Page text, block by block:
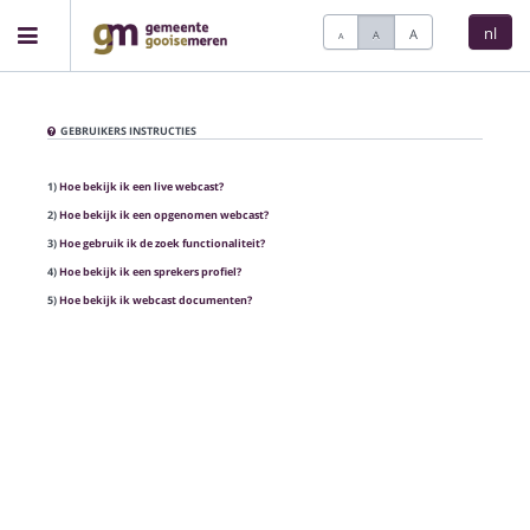
Vergaderingen
Live vergaderingen
nl
A A A
GEBRUIKERS INSTRUCTIES
1)Hoe bekijk ik een live webcast?
2)Hoe bekijk ik een opgenomen webcast?
3)Hoe gebruik ik de zoek functionaliteit?
4)Hoe bekijk ik een sprekers profiel?
5)Hoe bekijk ik webcast documenten?